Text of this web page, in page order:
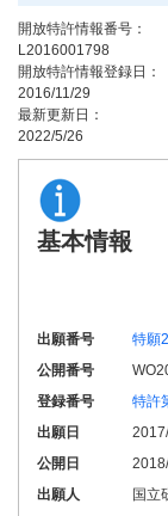
開放特許情報番号：
L2016001798
開放特許情報登録日：
2016/11/29
最新更新日：
2022/5/26
基本情報
出願番号
特願
公開番号
登録番号
特許
出願日
公開日
出願人
国立